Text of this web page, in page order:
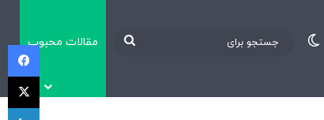
تغییر پوسته
جستجومقالات محبوب
X